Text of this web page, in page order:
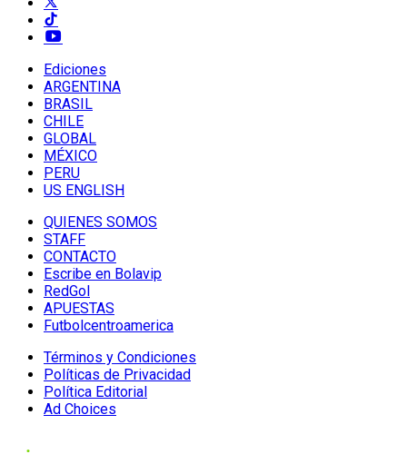
Ediciones
ARGENTINA
BRASIL
CHILE
GLOBAL
MÉXICO
PERU
US ENGLISH
QUIENES SOMOS
STAFF
CONTACTO
Escribe en Bolavip
RedGol
APUESTAS
Futbolcentroamerica
Términos y Condiciones
Políticas de Privacidad
Política Editorial
Ad Choices